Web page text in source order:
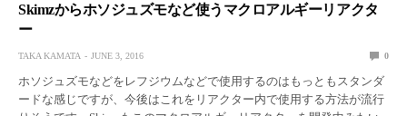
Skimzからホソジュズモなど使うマクロアルギーリアクタ
ー
TAKA KAMATA JUNE 3, 2016 0
ホソジュズモなどをレフジウムなどで使用するのはもっともスタンダ
ードな感じですが、今後はこれをリアクター内で使用する方法が流行